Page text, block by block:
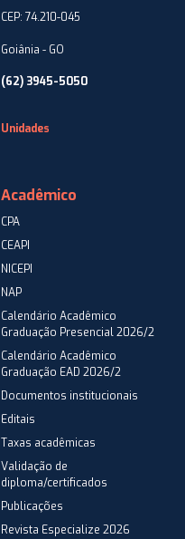
Acadêmico
CPA
CEAPI
NICEPI
NAP
Calendário Acadêmico
Graduação Presencial 2026/2
Calendário Acadêmico
Graduação EAD 2026/2
Documentos institucionais
Editais
Taxas acadêmicas
Validação de
diploma/certificados
Publicações
Revista Especialize 2026
CEP: 74.210-045
Goiânia - GO
(62) 3945-5050
Unidades